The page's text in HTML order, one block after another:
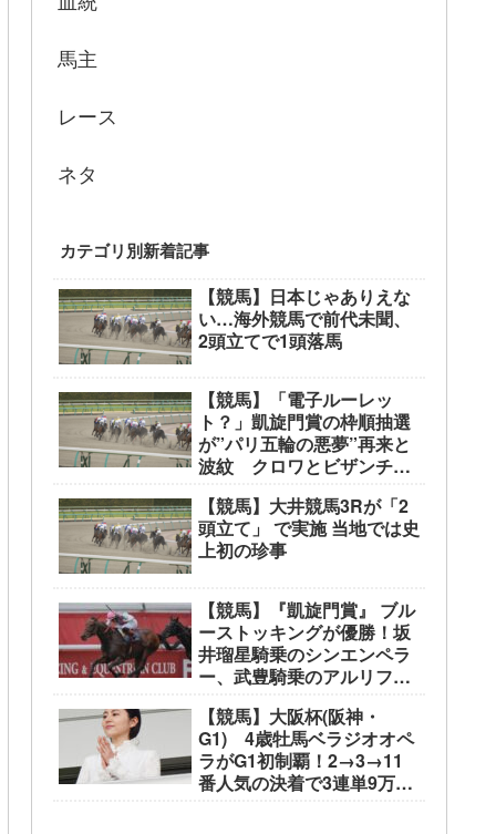
馬主
レース
ネタ
カテゴリ別新着記事
【競馬】日本じゃありえな
い…海外競馬で前代未聞、
2頭立てで1頭落馬
【競馬】「電子ルーレッ
ト？」凱旋門賞の枠順抽選
が”パリ五輪の悪夢”再来と
波紋 クロワとビザンチン
【競馬】大井競馬3Rが「2
頭立て」 で実施 当地では史
上初の珍事
【競馬】『凱旋門賞』 ブル
ーストッキングが優勝！坂
井瑠星騎乗のシンエンペラ
ー、武豊騎乗のアルリファ
【競馬】大阪杯(阪神・
G1) 4歳牡馬ベラジオオペ
ラがG1初制覇！2→3→11
番人気の決着で3連単9万